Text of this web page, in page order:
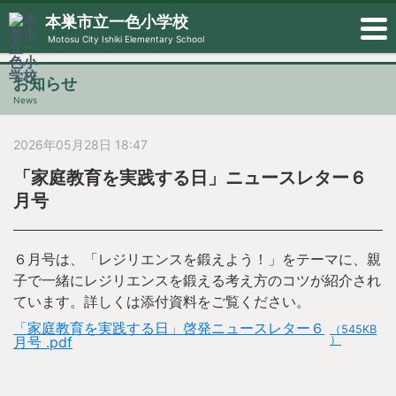
本巣市立一色小学校
Motosu City Ishiki Elementary School
お知らせ
News
2026年05月28日 18:47
「家庭教育を実践する日」ニュースレター６
月号
６月号は、「レジリエンスを鍛えよう！」をテーマに、親
子で一緒にレジリエンスを鍛える考え方のコツが紹介され
ています。詳しくは添付資料をご覧ください。
「家庭教育を実践する日」啓発ニュースレター６
月号 .pdf
（545KB
）